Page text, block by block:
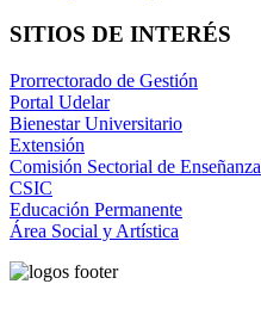
SITIOS DE INTERÉS
Prorrectorado de Gestión
Portal Udelar
Bienestar Universitario
Extensión
Comisión Sectorial de Enseñanza
CSIC
Educación Permanente
Área Social y Artística